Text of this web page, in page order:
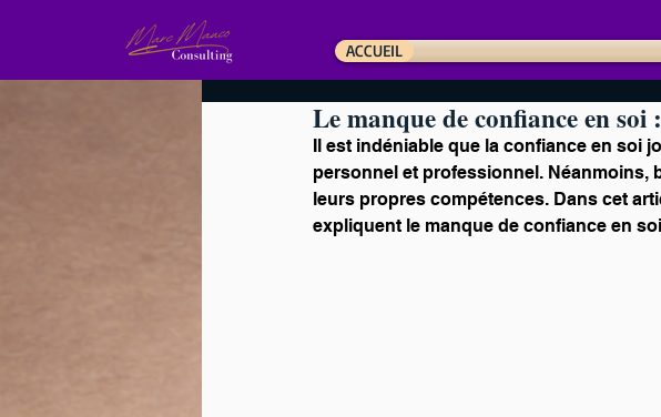
ACCUEIL
Le manque de confiance en
Il est indéniable que la confiance en soi
personnel et professionnel. Néanmoins,
leurs propres compétences. Dans cet
expliquent le manque de confiance en